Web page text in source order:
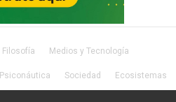
Filosofía Medios y Tecnología
Psiconáutica Sociedad Ecosistemas